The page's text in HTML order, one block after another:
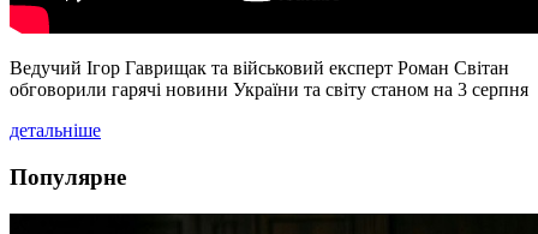
Ведучий Ігор Гаврищак та військовий експерт Роман Світан
обговорили гарячі новини України та світу станом на 3 серпня
детальніше
Популярне